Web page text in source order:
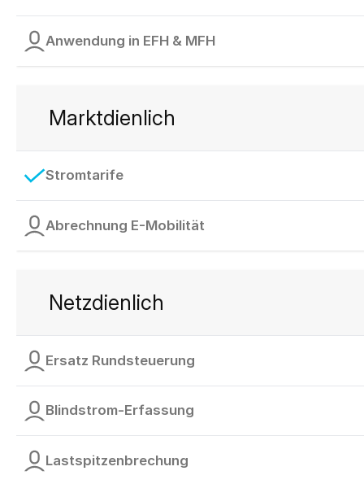
Anwendung in EFH & MFH
Marktdienlich
Stromtarife
Abrechnung E-Mobilität
Netzdienlich
Ersatz Rundsteuerung
Blindstrom-Erfassung
Lastspitzenbrechung